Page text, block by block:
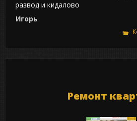
развод и кидалово
Игорь
Ремонт